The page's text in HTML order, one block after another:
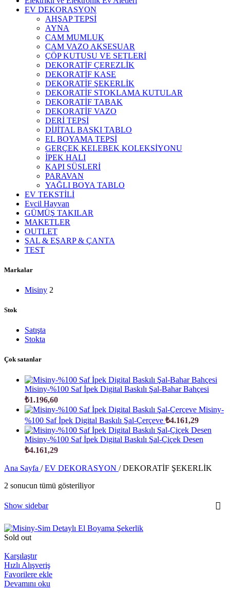
EV DEKORASYON
AHŞAP TEPSİ
AYNA
CAM MUMLUK
CAM VAZO AKSESUAR
ÇÖP KUTUSU VE SETLERİ
DEKORATİF ÇEREZLİK
DEKORATİF KASE
DEKORATİF ŞEKERLİK
DEKORATİF STOKLAMA KUTULAR
DEKORATİF TABAK
DEKORATİF VAZO
DERİ TEPSİ
DİJİTAL BASKI TABLO
EL BOYAMA TEPSİ
GERÇEK KELEBEK KOLEKSİYONU
İPEK HALI
KAPI SÜSLERİ
PARAVAN
YAĞLI BOYA TABLO
EV TEKSTİLİ
Evcil Hayvan
GÜMÜŞ TAKILAR
MAKETLER
OUTLET
ŞAL & EŞARP & ÇANTA
TEST
Markalar
Misiny 2
Stok
Satışta
Stokta
Çok satanlar
Misiny-%100 Saf İpek Digital Baskılı Şal-Bahar Bahçesi
₺1.196,60
Misiny-
%100 Saf İpek Digital Baskılı Şal-Çerçeve ₺4.161,29
Misiny-%100 Saf İpek Digital Baskılı Şal-Çiçek Desen
₺4.161,29
Ana Sayfa / EV DEKORASYON / DEKORATİF ŞEKERLİK
2 sonucun tümü gösteriliyor
Show sidebar
Sold out
Karşılaştır
Hızlı Alışveriş
Favorilere ekle
Devamını oku